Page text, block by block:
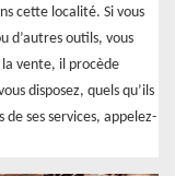
cette localité. Si vous
d’autres outils, vous
vente, il procède
disposez, quels qu’ils
ses services, appelez-